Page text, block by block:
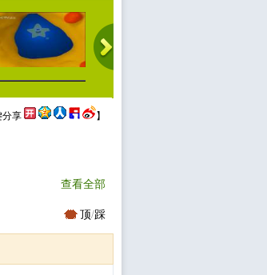
分享 】
查看全部
顶/踩